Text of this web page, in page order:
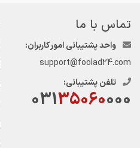
تماس با ما
واحد پشتیبانی امور کاربران:
support@foolad24.com
تلفن پشتیبانی:
03135060000